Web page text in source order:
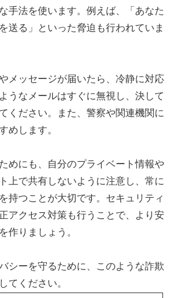
手法を使います。例えば、「あなた
送る」といった脅迫も行われていま
メッセージが届いたら、冷静に対応
うなメールはすぐに無視し、決して
ください。また、警察や関連機関に
めします。
めにも、自分のプライベート情報や
上で共有しないように注意し、常に
持つことが大切です。セキュリティ
アクセス対策も行うことで、より安
作りましょう。
シーを守るために、このような詐欺
てください。